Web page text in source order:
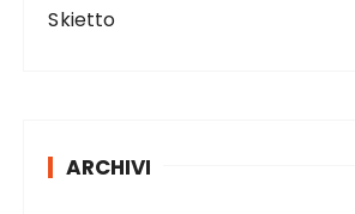
Skietto
ARCHIVI